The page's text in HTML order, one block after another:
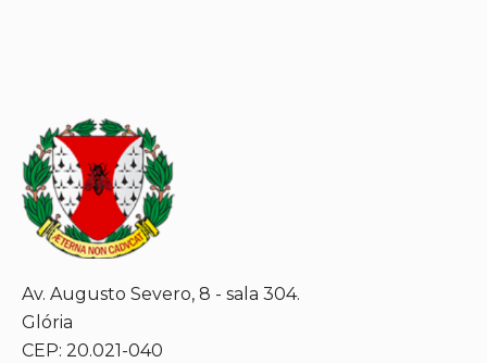
Av. Augusto Severo, 8 - sala 304.
Glória
CEP: 20.021-040